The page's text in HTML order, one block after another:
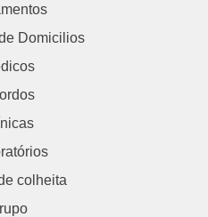
Domicilios
colheita